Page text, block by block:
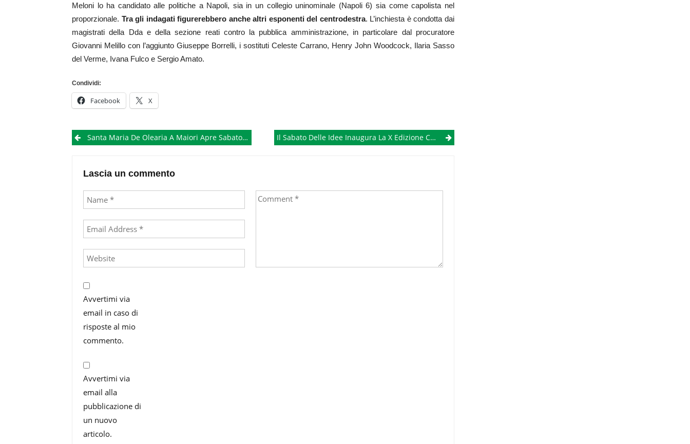
Meloni lo ha candidato alle politiche a Napoli, sia in un collegio uninominale (Napoli 6) sia come capolista nel
proporzionale. Tra gli indagati figurerebbero anche altri esponenti del centrodestra. L’inchiesta è condotta dai
magistrati della Dda e della sezione reati contro la pubblica amministrazione, in particolare dal procuratore
Giovanni Melillo con l’aggiunto Giuseppe Borrelli, i sostituti Celeste Carrano, Henry John Woodcock, Ilaria Sasso
del Verme, Ivana Fulco e Sergio Amato.
Condividi:
Facebook X
PostSanta Maria De Olearia A Maiori Apre Sabato E Domenica Il Sabato Delle Idee Inaugura La X Edizione Con “cervelli Rimasti All’estero E Cervelli Rientrati In Italia”
Lascia un commento
Avvertimi via
email in caso di
risposte al mio
commento.
Avvertimi via
email alla
pubblicazione di
un nuovo
articolo.